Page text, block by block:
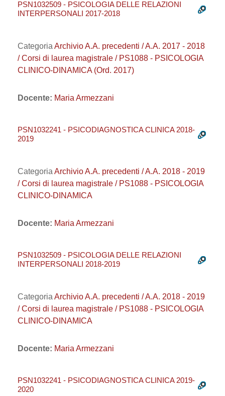
PSN1032509 - PSICOLOGIA DELLE RELAZIONI
INTERPERSONALI 2017-2018
Categoria Archivio A.A. precedenti / A.A. 2017 - 2018
/ Corsi di laurea magistrale / PS1088 - PSICOLOGIA
CLINICO-DINAMICA (Ord. 2017)
Docente: Maria Armezzani
PSN1032241 - PSICODIAGNOSTICA CLINICA 2018-
2019
Categoria Archivio A.A. precedenti / A.A. 2018 - 2019
/ Corsi di laurea magistrale / PS1088 - PSICOLOGIA
CLINICO-DINAMICA
Docente: Maria Armezzani
PSN1032509 - PSICOLOGIA DELLE RELAZIONI
INTERPERSONALI 2018-2019
Categoria Archivio A.A. precedenti / A.A. 2018 - 2019
/ Corsi di laurea magistrale / PS1088 - PSICOLOGIA
CLINICO-DINAMICA
Docente: Maria Armezzani
PSN1032241 - PSICODIAGNOSTICA CLINICA 2019-
2020